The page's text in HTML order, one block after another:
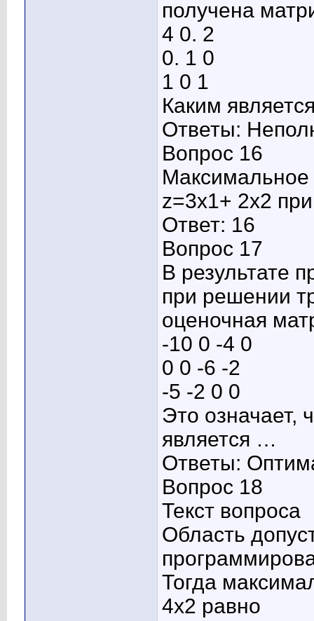
получена
4 0. 2
0. 1 0
1 0 1
Каким
Ответы:
Вопрос 16
Максимальное
z=3x1+ 2x2
Ответ: 16
Вопрос 17
В результате
при решении
оценочная
-10 0 -4 0
0 0 -6 -2
-5 -2 0 0
Это означает,
является …
Ответы:
Вопрос 18
Текст вопроса
Область
Тогда
4x2 равно